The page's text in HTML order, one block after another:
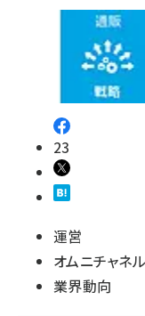
23
運営
オムニチャネル
業界動向